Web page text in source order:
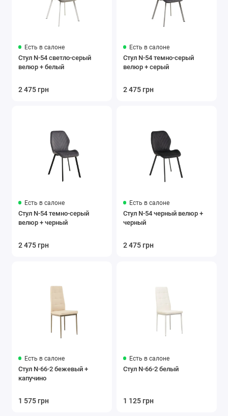
Есть в салоне
Стул N-54 светло-серый
велюр + белый
2 475 грн
Есть в салоне
Стул N-54 темно-серый
велюр + серый
2 475 грн
Есть в салоне
Стул N-54 темно-серый
велюр + черный
2 475 грн
Есть в салоне
Стул N-54 черный велюр +
черный
2 475 грн
Есть в салоне
Стул N-66-2 бежевый +
капучино
1 575 грн
Есть в салоне
Стул N-66-2 белый
1 125 грн